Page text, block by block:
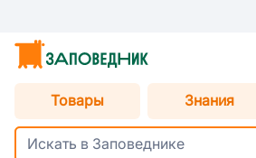
Товары Знания